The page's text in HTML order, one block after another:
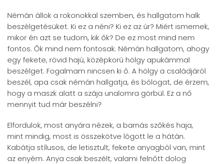
Némán állok a rokonokkal szemben, és hallgatom halk
beszélgetésüket. Ki ez a néni? Ki ez az úr? Miért ismernek,
mikor én azt se tudom, kik ők? De ez most mind nem
fontos. Ők mind nem fontosak. Némán hallgatom, ahogy
egy fekete, rövid hajú, középkorú hölgy apukámmal
beszélget. Fogalmam nincsen ki ő. A hölgy a családjáról
beszél, apa csak némán hallgatja, és bólogat, de érzem,
hogy a maszk alatt a szája unalomra görbül. Ez a nő
mennyit tud már beszélni?
Elfordulok, most anyára nézek, a barnás szőkés haja,
mint mindig, most is összekötve lógott le a hátán.
Kabátja stílusos, de letisztult, fekete anyagból van, mint
az enyém. Anya csak beszélt, valami felnőtt dolog